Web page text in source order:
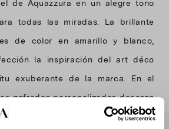
de Aquazzura en un alegre tono
todas las miradas. La brillante
de color en amarillo y blanco,
la inspiración del art déco
exuberante de la marca. En el
gofrados personalizados decoran
un denso follaje y animales